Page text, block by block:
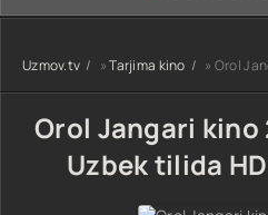
Uzmov.tv »Tarjima kino » Orol Jangari
Orol Jangari kino
Uzbek tilida